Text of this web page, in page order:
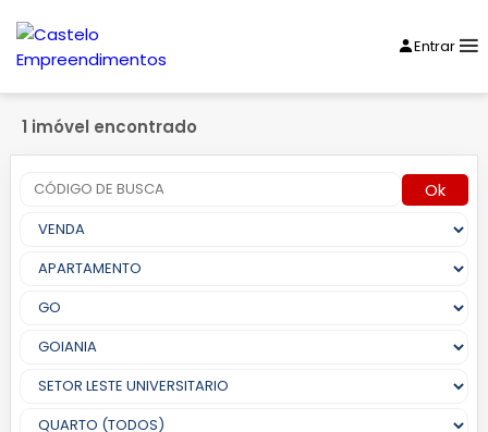
Entrar
1 imóvel encontrado
Ok